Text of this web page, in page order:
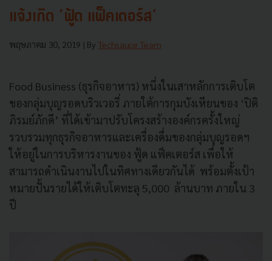
แจ้งเกิด ‘ฟู้ด แฟ็คเตอร์ส’
พฤษภาคม 30, 2019 | By Techsauce Team
Food Business (ธุรกิจอาหาร) หนึ่งในเสาหลักการเติบโต
ของกลุ่มบุญรอดบริวเวอรี่ ภายใต้การกุมบังเหียนของ ‘ปิติ
ภิรมย์ภักดี’ ที่ได้เข้ามาปรับโครงสร้างองค์กรครั้งใหญ่
รวบรวมทุกธุรกิจอาหารและเครื่องดื่มของกลุ่มบุญรอดฯ
ให้อยู่ในการบริหารงานของ ฟู้ด แฟ็คเตอร์ส เพื่อให้
สามารถดำเนินงานไปในทิศทางเดียวกันได้ พร้อมตั้งเป้า
หมายปั้นรายได้ให้เติบโตทะลุ 5,000 ล้านบาท ภายใน 3
ปี